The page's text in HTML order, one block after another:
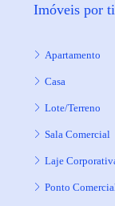
Imóveis por
Apartamento
Casa
Lote/Terreno
Sala Comercial
Laje
Ponto